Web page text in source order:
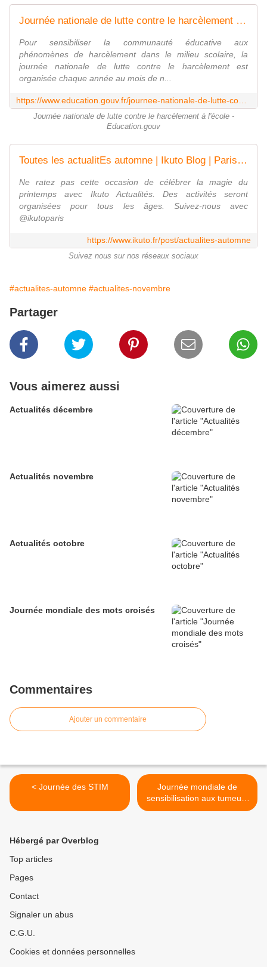
Journée nationale de lutte contre le harcèlement à l'école
Pour sensibiliser la communauté éducative aux
phénomènes de harcèlement dans le milieu scolaire, la
journée nationale de lutte contre le harcèlement est
organisée chaque année au mois de n...
https://www.education.gouv.fr/journee-nationale-de-lutte-contre-le-harcelement-l-ecole-941
Journée nationale de lutte contre le harcèlement à l'école -
Education.gouv
Toutes les actualitEs automne | Ikuto Blog | Paris, France
Ne ratez pas cette occasion de célébrer la magie du
printemps avec Ikuto Actualités. Des activités seront
organisées pour tous les âges. Suivez-nous avec
@ikutoparis
https://www.ikuto.fr/post/actualites-automne
Suivez nous sur nos réseaux sociaux
#actualites-automne #actualites-novembre
Partager
Vous aimerez aussi
Actualités décembre
Actualités novembre
Actualités octobre
Journée mondiale des mots croisés
Commentaires
Ajouter un commentaire
< Journée des STIM
Journée mondiale de
sensibilisation aux tumeurs
neuro-endocrines >
Hébergé par Overblog
Top articles
Pages
Contact
Signaler un abus
C.G.U.
Cookies et données personnelles